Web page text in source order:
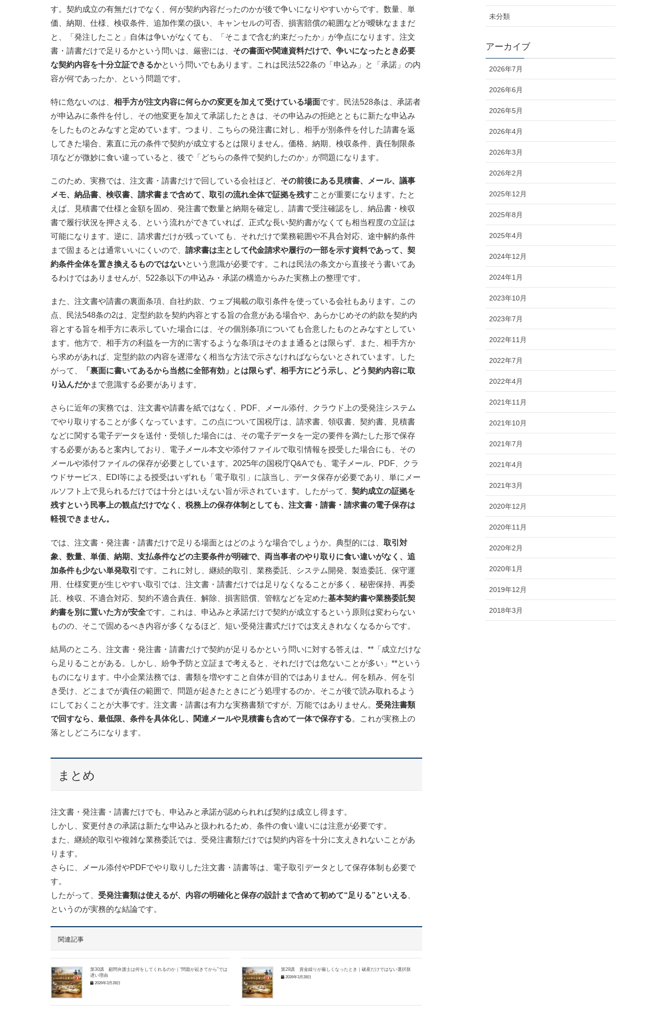
す。契約成立の有無だけでなく、何が契約内容だったのかが後で争いになりやすいからです。数量、単
価、納期、仕様、検収条件、追加作業の扱い、キャンセルの可否、損害賠償の範囲などが曖昧なままだ
と、「発注したこと」自体は争いがなくても、「そこまで含む約束だったか」が争点になります。注文
書・請書だけで足りるかという問いは、厳密には、 その書面や関連資料だけで、争いになったとき必要
な契約内容を十分立証できるかという問いでもあります。これは民法522条の「申込み」と「承諾」の内
容が何であったか、という問題です。
特に危ないのは、 相手方が注文内容に何らかの変更を加えて受けている場面です。民法528条は、承諾者
が申込みに条件を付し、その他変更を加えて承諾したときは、その申込みの拒絶とともに新たな申込み
をしたものとみなすと定めています。つまり、こちらの発注書に対し、相手が別条件を付した請書を返
してきた場合、素直に元の条件で契約が成立するとは限りません。価格、納期、検収条件、責任制限条
項などが微妙に食い違っていると、後で「どちらの条件で契約したのか」が問題になります。
このため、実務では、注文書・請書だけで回している会社ほど、 その前後にある見積書、メール、議事
メモ、納品書、検収書、請求書まで含めて、取引の流れ全体で証拠を残すことが重要になります。たと
えば、見積書で仕様と金額を固め、発注書で数量と納期を確定し、請書で受注確認をし、納品書・検収
書で履行状況を押さえる、という流れができていれば、正式な長い契約書がなくても相当程度の立証は
可能になります。逆に、請求書だけが残っていても、それだけで業務範囲や不具合対応、途中解約条件
まで固まるとは通常いいにくいので、 請求書は主として代金請求や履行の一部を示す資料であって、契
約条件全体を置き換えるものではないという意識が必要です。これは民法の条文から直接そう書いてあ
るわけではありませんが、522条以下の申込み・承諾の構造からみた実務上の整理です。
また、注文書や請書の裏面条項、自社約款、ウェブ掲載の取引条件を使っている会社もあります。この
点、民法548条の2は、定型約款を契約内容とする旨の合意がある場合や、あらかじめその約款を契約内
容とする旨を相手方に表示していた場合には、その個別条項についても合意したものとみなすとしてい
ます。他方で、相手方の利益を一方的に害するような条項はそのまま通るとは限らず、また、相手方か
ら求めがあれば、定型約款の内容を遅滞なく相当な方法で示さなければならないとされています。した
がって、
「裏面に書いてあるから当然に全部有効」とは限らず、相手方にどう示し、どう契約内容に取
り込んだかまで意識する必要があります。
さらに近年の実務では、注文書や請書を紙ではなく、PDF、メール添付、クラウド上の受発注システム
でやり取りすることが多くなっています。この点について国税庁は、請求書、領収書、契約書、見積書
などに関する電子データを送付・受領した場合には、その電子データを一定の要件を満たした形で保存
する必要があると案内しており、電子メール本文や添付ファイルで取引情報を授受した場合にも、その
メールや添付ファイルの保存が必要としています。2025年の国税庁Q&Aでも、電子メール、PDF、クラ
ウドサービス、EDI等による授受はいずれも「電子取引」に該当し、データ保存が必要であり、単にメー
ルソフト上で見られるだけでは十分とはいえない旨が示されています。したがって、 契約成立の証拠を
残すという民事上の観点だけでなく、税務上の保存体制としても、注文書・請書・請求書の電子保存は
軽視できません。
では、注文書・発注書・請書だけで足りる場面とはどのような場合でしょうか。典型的には、 取引対
象、数量、単価、納期、支払条件などの主要条件が明確で、両当事者のやり取りに食い違いがなく、追
加条件も少ない単発取引 です。これに対し、継続的取引、業務委託、システム開発、製造委託、保守運
用、仕様変更が生じやすい取引では、注文書・請書だけでは足りなくなることが多く、秘密保持、再委
託、検収、不適合対応、契約不適合責任、解除、損害賠償、管轄などを定めた基本契約書や業務委託契
約書を別に置いた方が安全です。これは、申込みと承諾だけで契約が成立するという原則は変わらない
ものの、そこで固めるべき内容が多くなるほど、短い受発注書式だけでは支えきれなくなるからです。
結局のところ、注文書・発注書・請書だけで契約が足りるかという問いに対する答えは、**「成立だけな
ら足りることがある。しかし、紛争予防と立証まで考えると、それだけでは危ないことが多い」**という
ものになります。中小企業法務では、書類を増やすこと自体が目的ではありません。何を頼み、何を引
き受け、どこまでが責任の範囲で、問題が起きたときにどう処理するのか。そこが後で読み取れるよう
にしておくことが大事です。注文書・請書は有力な実務書類ですが、万能ではありません。 受発注書類
で回すなら、最低限、条件を具体化し、関連メールや見積書も含めて一体で保存する。これが実務上の
落としどころになります。
まとめ
注文書・発注書・請書だけでも、申込みと承諾が認められれば契約は成立し得ます。
しかし、変更付きの承諾は新たな申込みと扱われるため、条件の食い違いには注意が必要です。
また、継続的取引や複雑な業務委託では、受発注書類だけでは契約内容を十分に支えきれないことがあ
ります。
さらに、メール添付やPDFでやり取りした注文書・請書等は、電子取引データとして保存体制も必要で
す。
したがって、 受発注書類は使えるが、内容の明確化と保存の設計まで含めて初めて“足りる”といえる
というのが実務的な結論です。
関連記事
第30講 顧問弁護士は何をしてくれるのか｜“問題が起きてから”では
遅い理由
2026年3月28日
第29講 資金繰りが厳しくなったとき｜破産だけではない選択肢
2026年3月28日
未分類
アーカイブ
2026年7月
2026年6月
2026年5月
2026年4月
2026年3月
2026年2月
2025年12月
2025年8月
2025年4月
2024年12月
2024年1月
2023年10月
2023年7月
2022年11月
2022年7月
2022年4月
2021年11月
2021年10月
2021年7月
2021年4月
2021年3月
2020年12月
2020年11月
2020年2月
2020年1月
2019年12月
2018年3月